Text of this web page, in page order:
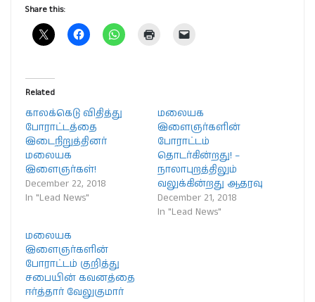
Share this:
Related
காலக்கெடு விதித்து
போராட்டத்தை
இடைநிறுத்தினர்
மலையக
இளைஞர்கள்!
December 22, 2018
In "Lead News"
மலையக
இளைஞர்களின்
போராட்டம்
தொடர்கின்றது! –
நாலாபுறத்திலும்
வலுக்கின்றது ஆதரவு
December 21, 2018
In "Lead News"
மலையக
இளைஞர்களின்
போராட்டம் குறித்து
சபையின் கவனத்தை
ஈர்த்தார் வேலுகுமார்